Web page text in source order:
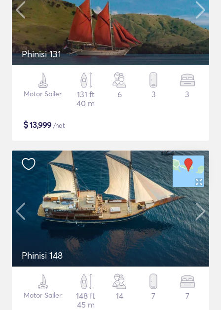
Phinisi 131
Motor Sailer
131 ft
40 m
6 3 3
$13,999 /nat
Phinisi 148
Motor Sailer
148 ft
45 m
14 7 7